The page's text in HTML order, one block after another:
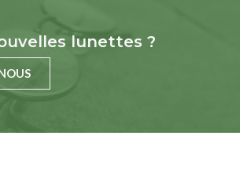
lunettes ?